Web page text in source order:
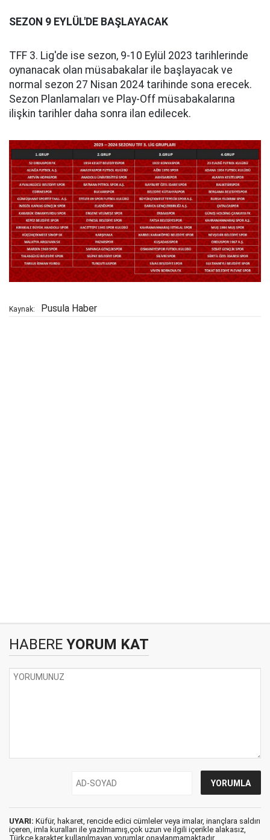
SEZON 9 EYLÜL'DE BAŞLAYACAK
TFF 3. Lig'de ise sezon, 9-10 Eylül 2023 tarihlerinde
oynanacak olan müsabakalar ile başlayacak ve
normal sezon 27 Nisan 2024 tarihinde sona erecek.
Sezon Planlamaları ve Play-Off müsabakalarına
ilişkin tarihler daha sonra ilan edilecek.
Kaynak: Pusula Haber
HABERE YORUM KAT
UYARI: Küfür, hakaret, rencide edici cümleler veya imalar, inançlara saldırı
içeren, imla kuralları ile yazılmamış,çok uzun ve ilgili içerikle alakasız,
Türkçe karakter kullanılmayan yorumlar onaylanmamaktadır.